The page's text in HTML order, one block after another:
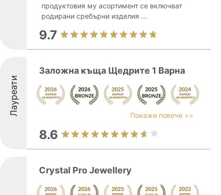
продуктовия му асортимент се включват
родирани сребърни изделия ...
9.7
Лауреати
Заложна къща Щедрите 1 Варна
Покажи повече >>
8.6
Crystal Pro Jewellery